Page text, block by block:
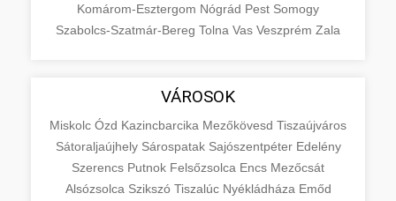
Komárom-Esztergom Nógrád Pest Somogy
Szabolcs-Szatmár-Bereg Tolna Vas Veszprém Zala
VÁROSOK
Miskolc Ózd Kazincbarcika Mezőkövesd Tiszaújváros
Sátoraljaújhely Sárospatak Sajószentpéter Edelény
Szerencs Putnok Felsőzsolca Encs Mezőcsát
Alsózsolca Szikszó Tiszalúc Nyékládháza Emőd